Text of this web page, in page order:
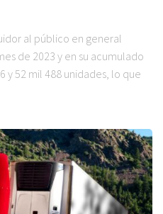
al público en general
de 2023 y en su acumulado
52 mil 488 unidades, lo que